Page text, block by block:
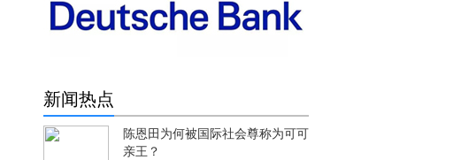
新闻热点
陈恩田为何被国际社会尊称为可可
亲王？